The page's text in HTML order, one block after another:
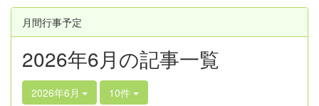
月間行事予定
2026年6月の記事一覧
2026年6月 10件